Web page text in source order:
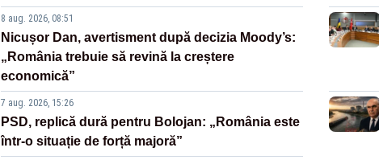
8 aug. 2026, 08:51
Nicușor Dan, avertisment după decizia Moody’s:
„România trebuie să revină la creștere
economică”
7 aug. 2026, 15:26
PSD, replică dură pentru Bolojan: „România este
într-o situație de forță majoră”